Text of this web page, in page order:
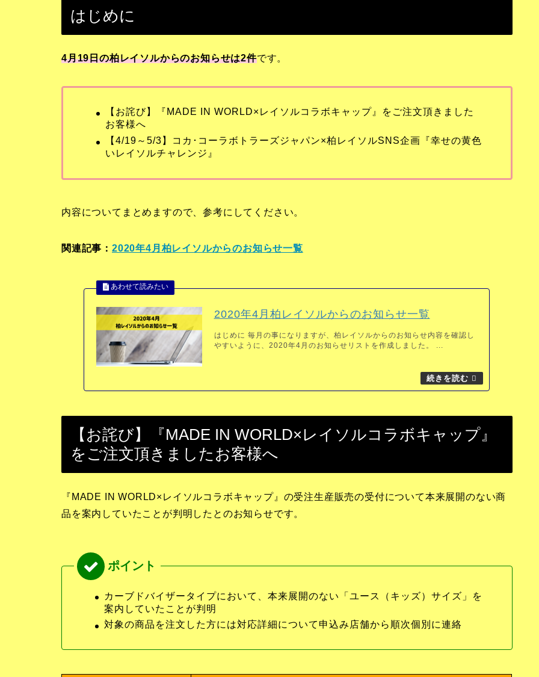
はじめに
4月19日の柏レイソルからのお知らせは2件です。
【お詫び】『MADE IN WORLD×レイソルコラボキャップ』をご注文頂きました
お客様へ
【4/19～5/3】コカ･コーラボトラーズジャパン×柏レイソルSNS企画『幸せの黄色
いレイソルチャレンジ』
内容についてまとめますので、参考にしてください。
関連記事： 2020年4月柏レイソルからのお知らせ一覧
2020年4月柏レイソルからのお知らせ一覧
はじめに 毎月の事になりますが、柏レイソルからのお知らせ内容を確認し
やすいように、2020年4月のお知らせリストを作成しました。 ...
【お詫び】『MADE IN WORLD×レイソルコラボキャップ』
をご注文頂きましたお客様へ
『MADE IN WORLD×レイソルコラボキャップ』の受注生産販売の受付について本来展開のない商
品を案内していたことが判明したとのお知らせです。
カーブドバイザータイプにおいて、本来展開のない「ユース（キッズ）サイズ」を
案内していたことが判明
対象の商品を注文した方には対応詳細について申込み店舗から順次個別に連絡